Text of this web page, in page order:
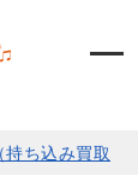
ち込み買取）